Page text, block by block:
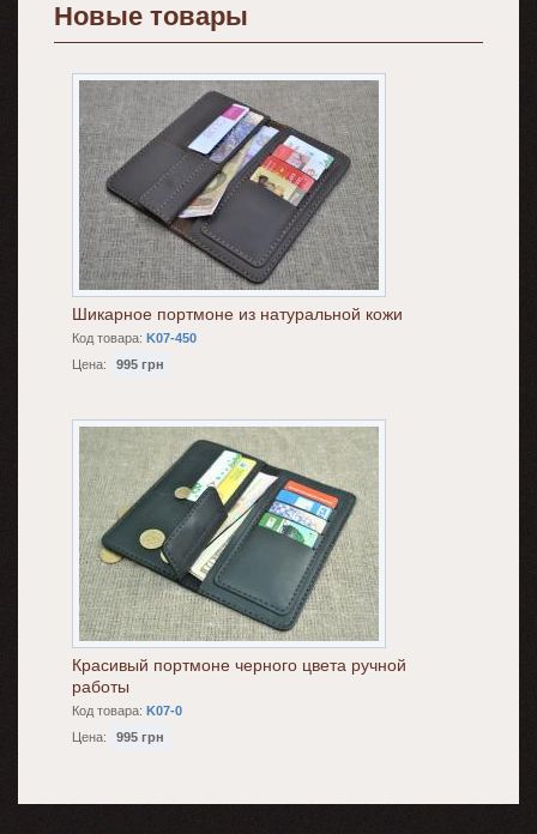
Новые товары
Шикарное портмоне из натуральной кожи
Код товара: K07-450
Цена:
995 грн
Красивый портмоне черного цвета ручной
работы
Код товара: K07-0
Цена:
995 грн